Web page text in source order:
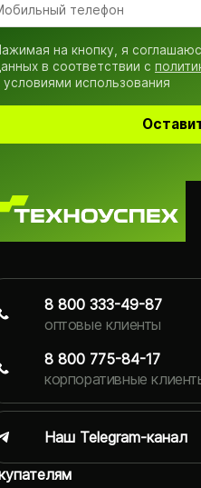
на кнопку, я
в соответствии с
условиями использования
8 800 333-49-87
оптовые клиенты
8 800 775-84-17
корпоративные
Наш Telegram-канал